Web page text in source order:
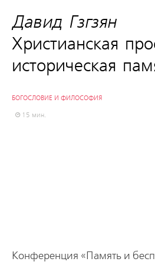
Давид Гзгзян:
Христианская
историческая
БОГОСЛОВИЕ И ФИЛОСОФИЯ
15 мин.
Конференция «Память и